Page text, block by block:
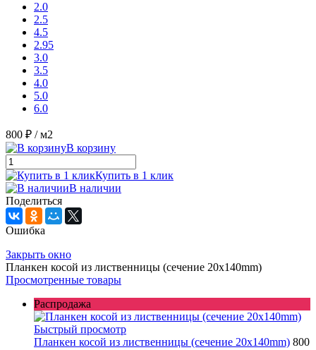
2.0
2.5
4.5
2.95
3.0
3.5
4.0
5.0
6.0
800 ₽ / м2
В корзину
Купить в 1 клик
В наличии
Поделиться
Ошибка
Закрыть окно
Планкен косой из лиственницы (сечение 20х140mm)
Просмотренные товары
Распродажа
Быстрый просмотр
Планкен косой из лиственницы (сечение 20х140mm) 800